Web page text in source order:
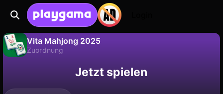
Vita Mahjong 2025
Zuordnung
speichern!
Nein
Jetzt spielen